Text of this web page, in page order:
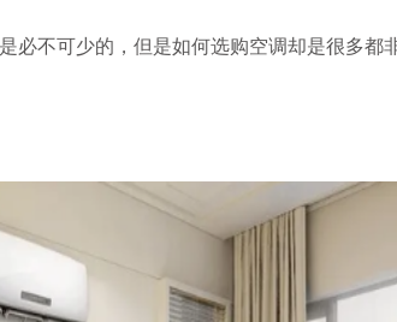
不可少的，但是如何选购空调却是很多都